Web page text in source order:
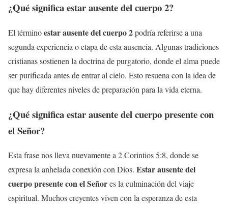
¿Qué significaestar ausente del cuerpo 2?
El términoestar ausente del cuerpo 2podría referirse a una
segunda experiencia o etapa de esta ausencia. Algunas tradiciones
cristianas sostienen la doctrina de purgatorio, donde el alma puede
ser purificada antes de entrar al cielo. Esto resuena con la idea de
que hay diferentes niveles de preparación para la vida eterna.
¿Qué significaestar ausente del cuerpo presente con
el Señor?
Esta frase nos lleva nuevamente a 2 Corintios 5:8, donde se
expresa la anhelada conexión con Dios. Estar ausente del
cuerpo presente con el Señores la culminación del viaje
espiritual. Muchos creyentes viven con la esperanza de esta